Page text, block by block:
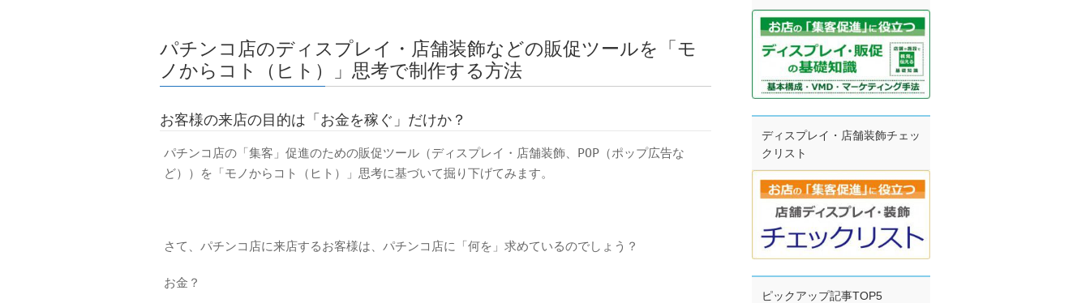
パチンコ店のディスプレイ・店舗装飾などの販促ツールを「モ
ノからコト（ヒト）」思考で制作する方法
お客様の来店の目的は「お金を稼ぐ」だけか？
パチンコ店の「集客」促進のための販促ツール（ディスプレイ・店舗装飾、POP（ポップ広告な
ど））を「モノからコト（ヒト）」思考に基づいて掘り下げてみます。
さて、パチンコ店に来店するお客様は、パチンコ店に「何を」求めているのでしょう？
お金？
ディスプレイ・店舗装飾チェッ
クリスト
ピックアップ記事TOP5